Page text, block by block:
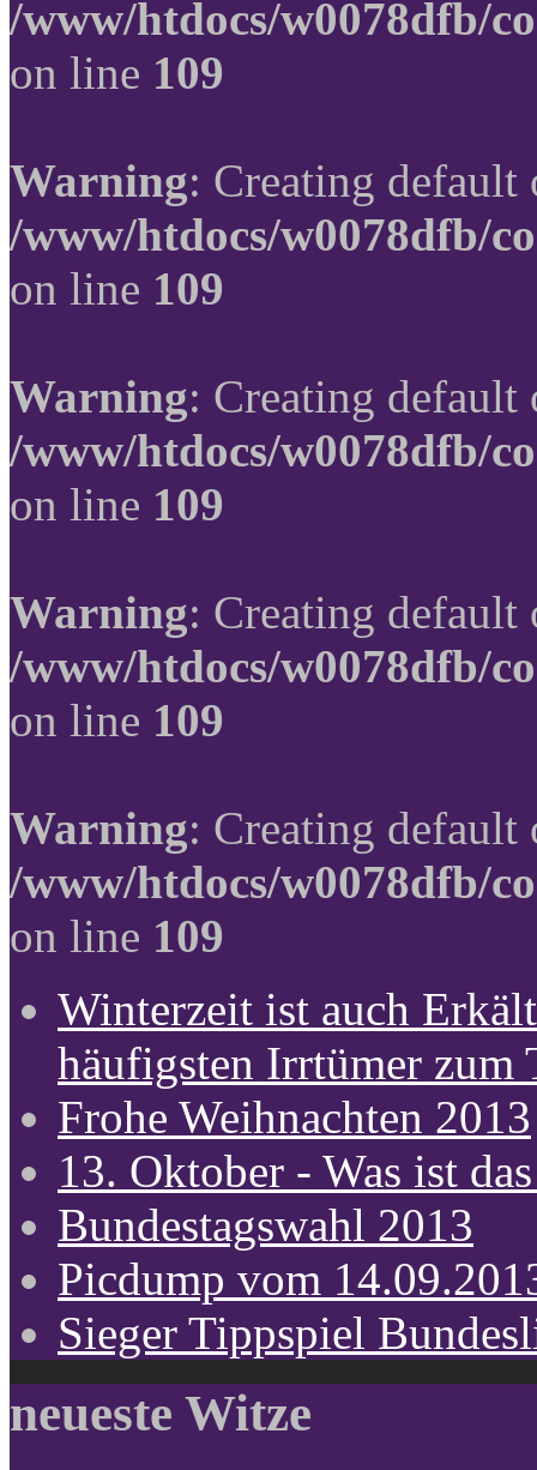
/www/htdocs/w0078dfb/
on line 109
Warning: Creating
/www/htdocs/w0078dfb/
on line 109
Warning: Creating
/www/htdocs/w0078dfb/
on line 109
Warning: Creating
/www/htdocs/w0078dfb/
on line 109
Warning: Creating
/www/htdocs/w0078dfb/
on line 109
Winterzeit ist auch
häufigsten Irrtümer zum
Frohe Weihnachten 2013
13. Oktober - Was ist
Bundestagswahl 2013
Picdump vom
Sieger Tippspiel
neueste Witze